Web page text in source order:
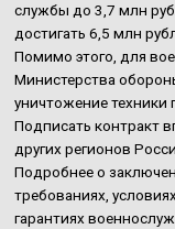
службы до 3,7 млн
достигать 6,5 млн
Помимо этого, для
Министерства
уничтожение техники
Подписать контракт
других регионов
Подробнее о
требованиях,
гарантиях